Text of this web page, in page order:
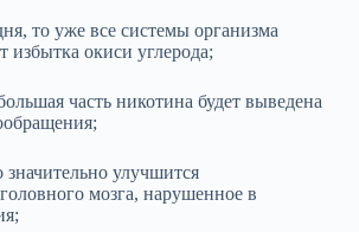
то уже все системы организма
избытка окиси углерода;
часть никотина будет выведена
значительно улучшится
мозга, нарушенное в